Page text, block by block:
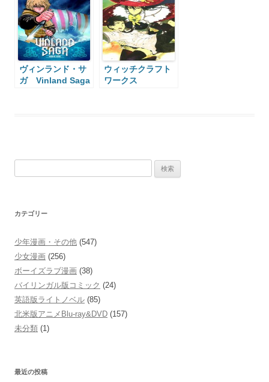
ヴィンランド・サ
ガ Vinland Saga
ウィッチクラフト
ワークス
カテゴリー
少年漫画・その他 (547)
少女漫画 (256)
ボーイズラブ漫画 (38)
バイリンガル版コミック (24)
英語版ライトノベル (85)
北米版アニメBlu-ray&DVD (157)
未分類 (1)
最近の投稿